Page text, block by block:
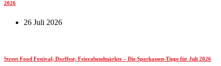
2026
26 Juli 2026
Street Food Festival, Dorffest, Feierabendmärkte – Die Sparkassen-Tipps für Juli 2026